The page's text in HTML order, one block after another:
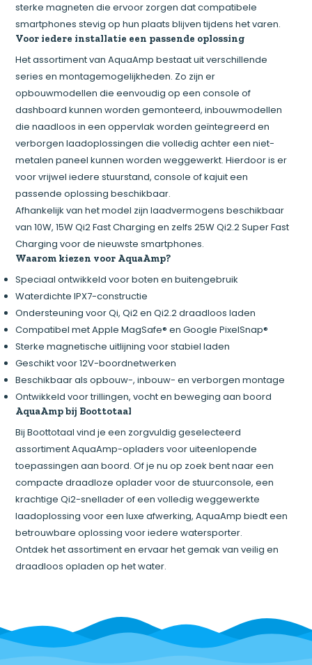
sterke magneten die ervoor zorgen dat compatibele
smartphones stevig op hun plaats blijven tijdens het varen.
Voor iedere installatie een passende oplossing
Het assortiment van AquaAmp bestaat uit verschillende
series en montagemogelijkheden. Zo zijn er
opbouwmodellen die eenvoudig op een console of
dashboard kunnen worden gemonteerd, inbouwmodellen
die naadloos in een oppervlak worden geïntegreerd en
verborgen laadoplossingen die volledig achter een niet-
metalen paneel kunnen worden weggewerkt. Hierdoor is er
voor vrijwel iedere stuurstand, console of kajuit een
passende oplossing beschikbaar.
Afhankelijk van het model zijn laadvermogens beschikbaar
van 10W, 15W Qi2 Fast Charging en zelfs 25W Qi2.2 Super Fast
Charging voor de nieuwste smartphones.
Waarom kiezen voor AquaAmp?
Speciaal ontwikkeld voor boten en buitengebruik
Waterdichte IPX7-constructie
Ondersteuning voor Qi, Qi2 en Qi2.2 draadloos laden
Compatibel met Apple MagSafe® en Google PixelSnap®
Sterke magnetische uitlijning voor stabiel laden
Geschikt voor 12V-boordnetwerken
Beschikbaar als opbouw-, inbouw- en verborgen montage
Ontwikkeld voor trillingen, vocht en beweging aan boord
AquaAmp bij Boottotaal
Bij Boottotaal vind je een zorgvuldig geselecteerd
assortiment AquaAmp-opladers voor uiteenlopende
toepassingen aan boord. Of je nu op zoek bent naar een
compacte draadloze oplader voor de stuurconsole, een
krachtige Qi2-snellader of een volledig weggewerkte
laadoplossing voor een luxe afwerking, AquaAmp biedt een
betrouwbare oplossing voor iedere watersporter.
Ontdek het assortiment en ervaar het gemak van veilig en
draadloos opladen op het water.